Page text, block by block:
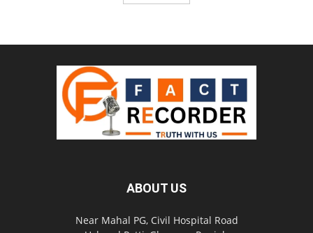
ABOUT US
Near Mahal PG, Civil Hospital Road